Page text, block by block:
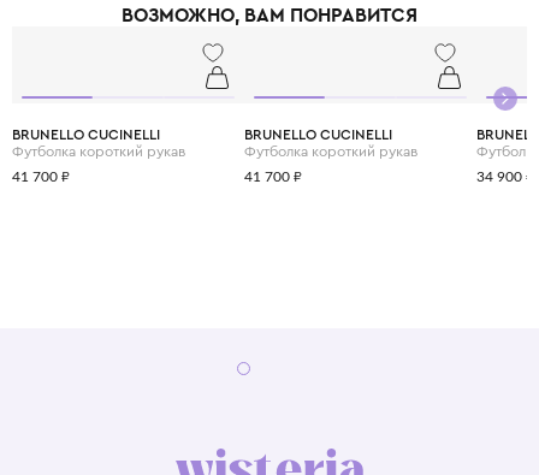
ВОЗМОЖНО, ВАМ ПОНРАВИТСЯ
BRUNELLO CUCINELLI
Футболка короткий рукав
41 700 ₽
BRUNELLO CUCINELLI
Футболка короткий рукав
41 700 ₽ 34 900 ₽